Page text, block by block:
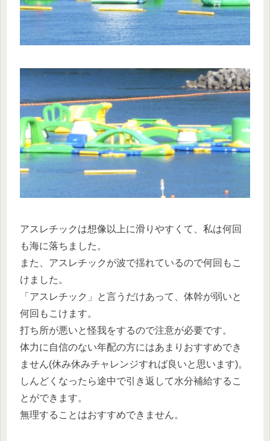
アスレチックは想像以上に滑りやすくて、私は何回
も海に落ちました。
また、アスレチックが波で揺れているので何回もこ
けました。
「アスレチック」と言うだけあって、体幹が弱いと
何回もこけます。
打ち所が悪いと怪我をするので注意が必要です。
体力に自信のない年配の方にはあまりおすすめでき
ません(休み休みチャレンジすれば良いと思います)。
しんどくなったら途中で引き返して水分補給するこ
とができます。
無理することはおすすめできません。